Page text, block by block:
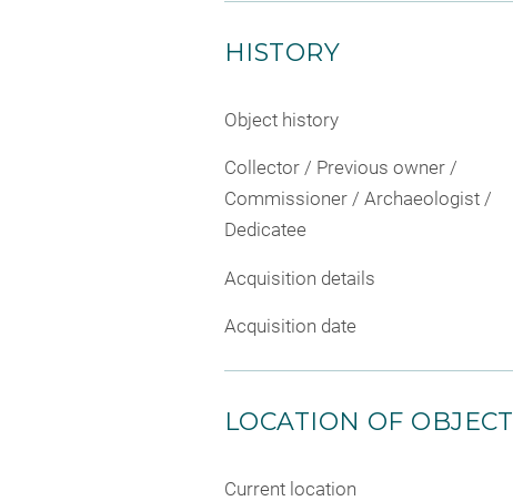
HISTORY
Object history
Collector / Previous owner /
Commissioner / Archaeologist /
Dedicatee
Acquisition details
Acquisition date
LOCATION OF OBJECT
Current location